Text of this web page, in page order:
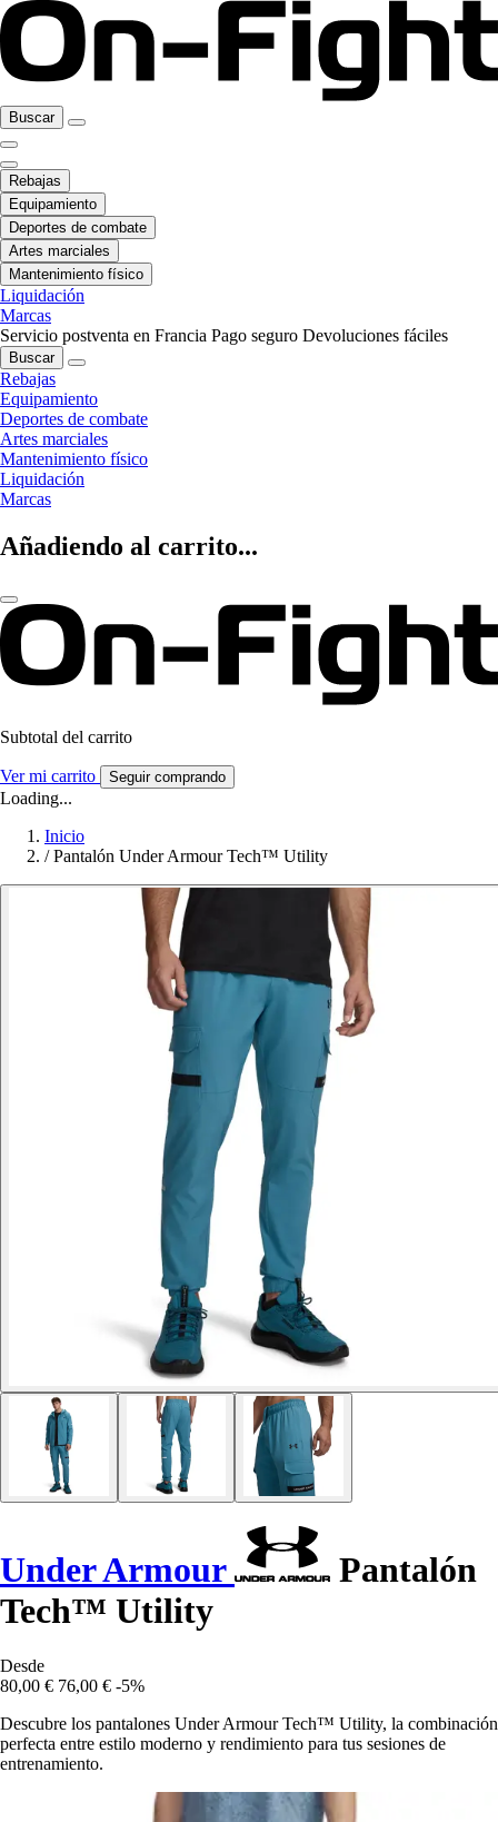
Buscar
Rebajas
Equipamiento
Deportes de combate
Artes marciales
Mantenimiento físico
Liquidación
Marcas
Servicio postventa en Francia Pago seguro Devoluciones fáciles
Buscar
Rebajas
Equipamiento
Deportes de combate
Artes marciales
Mantenimiento físico
Liquidación
Marcas
Añadiendo al carrito...
Subtotal del carrito
Ver mi carrito Seguir comprando
Loading...
Inicio
/ Pantalón Under Armour Tech™ Utility
Under Armour
Pantalón
Tech™ Utility
Desde
80,00 € 76,00 € -5%
Descubre los pantalones Under Armour Tech™ Utility, la combinación
perfecta entre estilo moderno y rendimiento para tus sesiones de
entrenamiento.